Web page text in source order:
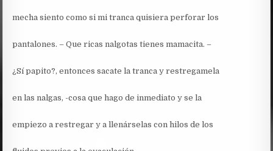
mecha siento como si mi tranca quisiera perforar los
pantalones. – Que ricas nalgotas tienes mamacita. –
¿Sí papito?, entonces sacate la tranca y restregamela
en las nalgas, -cosa que hago de inmediato y se la
empiezo a restregar y a llenárselas con hilos de los